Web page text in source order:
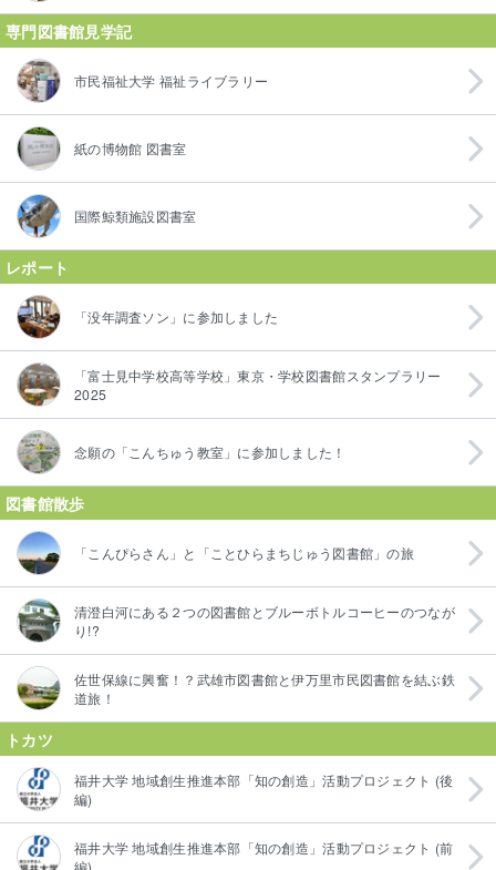
専門図書館見学記
市民福祉大学 福祉ライブラリー
紙の博物館 図書室
国際鯨類施設図書室
レポート
「没年調査ソン」に参加しました
「富士見中学校高等学校」東京・学校図書館スタンプラリー
2025
念願の「こんちゅう教室」に参加しました！
図書館散歩
「こんぴらさん」と「ことひらまちじゅう図書館」の旅
清澄白河にある２つの図書館とブルーボトルコーヒーのつなが
り!?
佐世保線に興奮！？武雄市図書館と伊万里市民図書館を結ぶ鉄
道旅！
トカツ
福井大学 地域創生推進本部「知の創造」活動プロジェクト (後
編)
福井大学 地域創生推進本部「知の創造」活動プロジェクト (前
編)